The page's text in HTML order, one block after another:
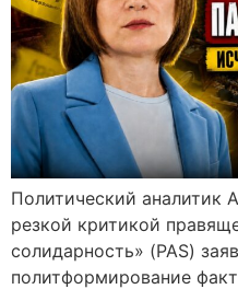
Политический аналитик
резкой критикой
солидарность» (PAS)
политформирование